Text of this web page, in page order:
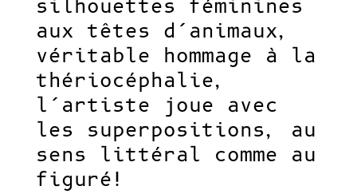
silhouettes féminines
aux têtes d’animaux,
véritable hommage à la
thériocéphalie,
l’artiste joue avec
les superpositions, au
sens littéral comme au
figuré!